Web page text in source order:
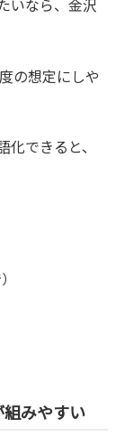
いなら、金沢
の想定にしや
できると、
みやすい